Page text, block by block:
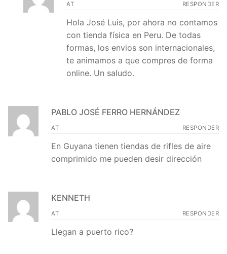
AT RESPONDER
Hola José Luis, por ahora no contamos
con tienda física en Peru. De todas
formas, los envios son internacionales,
te animamos a que compres de forma
online. Un saludo.
PABLO JOSÉ FERRO HERNÁNDEZ
AT RESPONDER
En Guyana tienen tiendas de rifles de aire
comprimido me pueden desir dirección
KENNETH
AT RESPONDER
Llegan a puerto rico?